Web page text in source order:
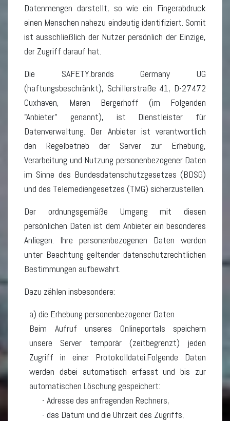
Datenmengen darstellt, so wie ein Fingerabdruck
einen Menschen nahezu eindeutig identifiziert. Somit
ist ausschließlich der Nutzer persönlich der Einzige,
der Zugriff darauf hat.
Die SAFETY.brands Germany UG
(haftungsbeschränkt), Schillerstraße 41, D-27472
Cuxhaven, Maren Bergerhoff (im Folgenden
"Anbieter" genannt), ist Dienstleister für
Datenverwaltung. Der Anbieter ist verantwortlich
den Regelbetrieb der Server zur Erhebung,
Verarbeitung und Nutzung personenbezogener Daten
im Sinne des Bundesdatenschutzgesetzes (BDSG)
und des Telemediengesetzes (TMG) sicherzustellen.
Der ordnungsgemäße Umgang mit diesen
persönlichen Daten ist dem Anbieter ein besonderes
Anliegen. Ihre personenbezogenen Daten werden
unter Beachtung geltender datenschutzrechtlichen
Bestimmungen aufbewahrt.
Dazu zählen insbesondere:
a) die Erhebung personenbezogener Daten
Beim Aufruf unseres Onlineportals speichern
unsere Server temporär (zeitbegrenzt) jeden
Zugriff in einer Protokolldatei.Folgende Daten
werden dabei automatisch erfasst und bis zur
automatischen Löschung gespeichert:
Adresse des anfragenden Rechners,
das Datum und die Uhrzeit des Zugriffs,